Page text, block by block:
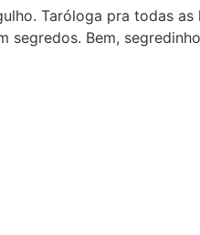
Taróloga pra todas
Bem,